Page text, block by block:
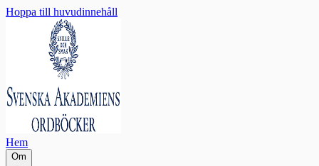
Hoppa till huvudinnehåll
Hem
Om